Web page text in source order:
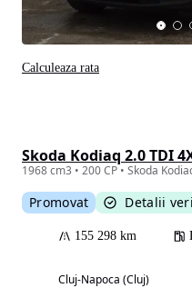
Skoda Kodiaq 2.0 TDI
Promovat Detalii
155 298 km
Cluj-Napoca (Cluj)
Calculeaza rata